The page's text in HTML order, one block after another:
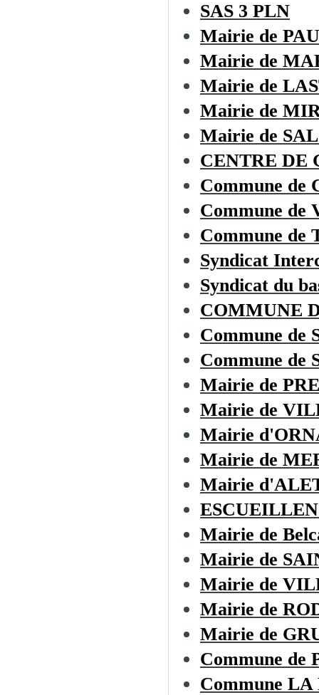
SAS 3 PLN
Mairie de
Mairie de
Mairie de
Mairie de
Mairie de
CENTRE DE
Commune de
Commune de
Commune de
Syndicat
Syndicat du
COMMUNE
Commune de
Commune de
Mairie de
Mairie de
Mairie
Mairie de
Mairie
Mairie de
Mairie de
Mairie de
Mairie de
Mairie de
Commune de
Commune